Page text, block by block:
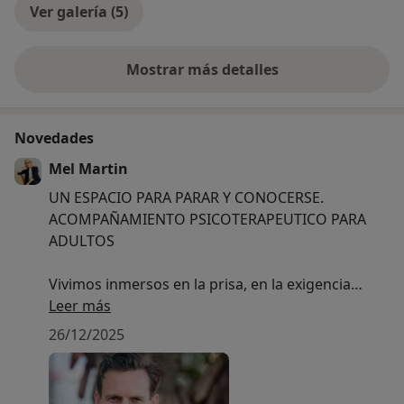
Ver galería (5)
Mostrar más detalles
sobre la experiencia
Novedades
Mel Martin
UN ESPACIO PARA PARAR Y CONOCERSE.
ACOMPAÑAMIENTO PSICOTERAPEUTICO PARA
ADULTOS
Vivimos inmersos en la prisa, en la exigencia
constante y en el “hacer” automático. Muchas
personas llegan a un punto en el que, aun
teniendo todo aparentemente bajo control,
sienten malestar, cansancio emocional, confusión
o una desconexión profunda consigo mismas.
Leer más
26/12/2025